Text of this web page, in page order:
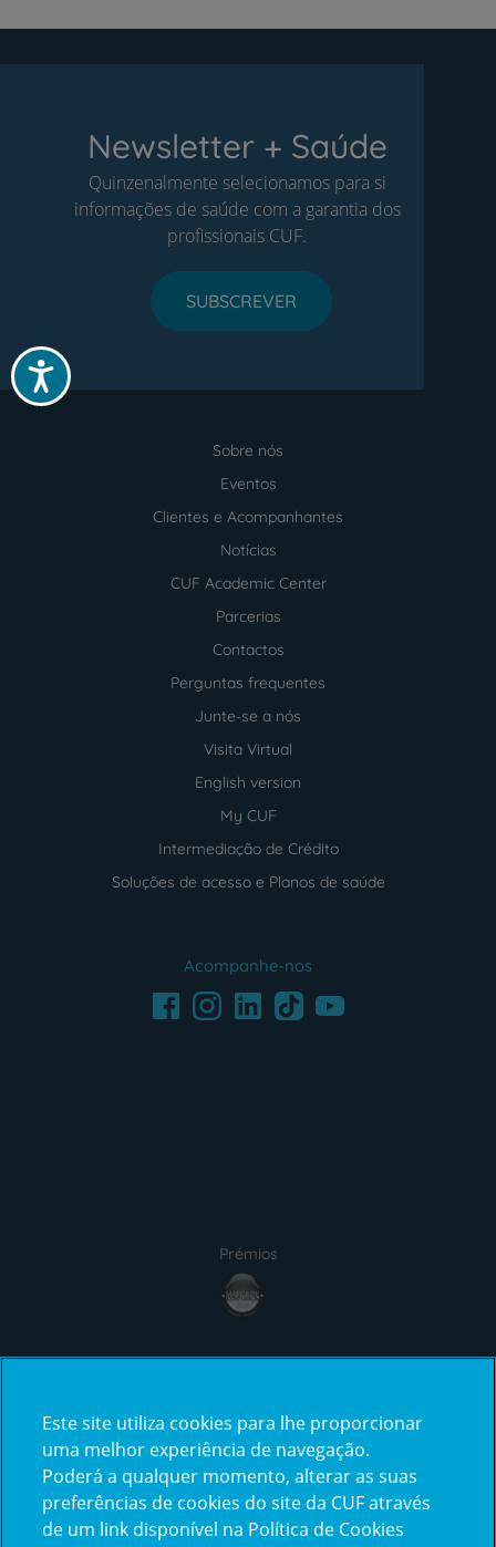
Acessibilidade
Newsletter + Saúde
Quinzenalmente selecionamos para si
informações de saúde com a garantia dos
profissionais CUF.
SUBSCREVER
Sobre nós
Eventos
Clientes e Acompanhantes
Notícias
CUF Academic Center
Parcerias
Contactos
Perguntas frequentes
Junte-se a nós
Visita Virtual
English version
My CUF
Intermediação de Crédito
Soluções de acesso e Planos de saúde
Acompanhe-nos
FacebookInstagramLinkedInTikTokYoutube
Prémios
Este site utiliza cookies para lhe proporcionar
uma melhor experiência de navegação.
Poderá a qualquer momento, alterar as suas
preferências de cookies do site da CUF através
de um link disponível na Política de Cookies